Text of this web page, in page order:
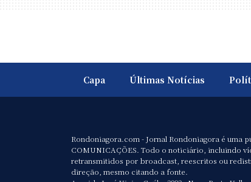
Capa Últimas Notícias
Rondoniagora.com - Jornal Rondoniagora é uma
COMUNICAÇÕES. Todo o noticiário, incluindo
retransmitidos por broadcast, reescritos ou
direção, mesmo citando a fonte.